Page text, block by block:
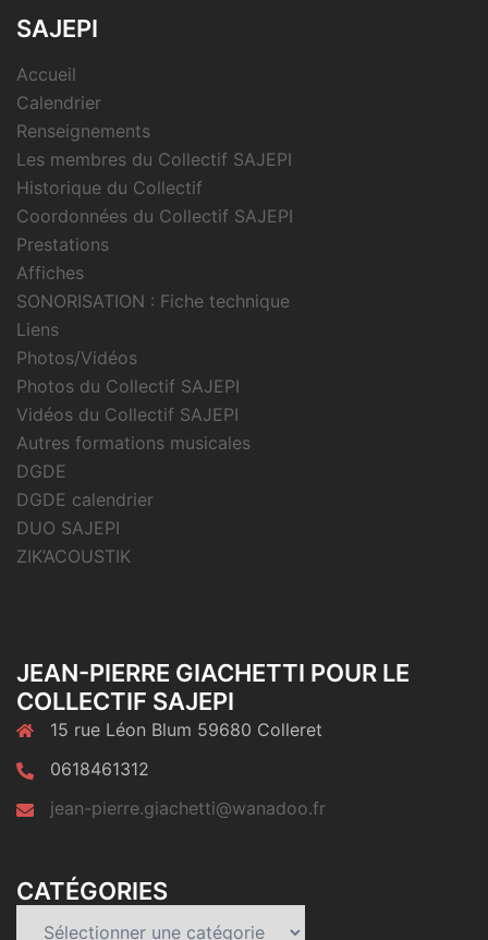
SAJEPI
Accueil
Calendrier
Renseignements
Les membres du Collectif SAJEPI
Historique du Collectif
Coordonnées du Collectif SAJEPI
Prestations
Affiches
SONORISATION : Fiche technique
Liens
Photos/Vidéos
Photos du Collectif SAJEPI
Vidéos du Collectif SAJEPI
Autres formations musicales
DGDE
DGDE calendrier
DUO SAJEPI
ZIK’ACOUSTIK
JEAN-PIERRE GIACHETTI POUR LE
COLLECTIF SAJEPI
15 rue Léon Blum 59680 Colleret
0618461312
jean-pierre.giachetti@wanadoo.fr
CATÉGORIES